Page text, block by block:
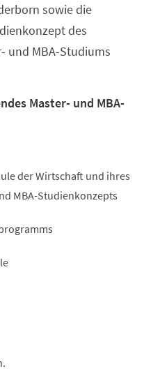
sowie die
des
und MBA-Studiums
Master- und MBA-
der Wirtschaft und ihres
MBA-Studienkonzepts